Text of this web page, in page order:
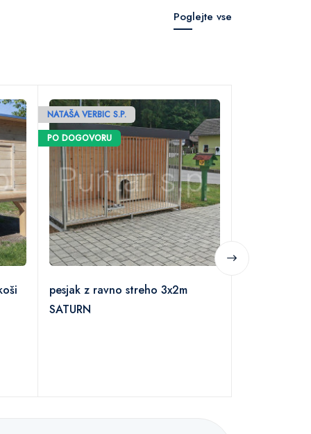
Poglejte vse
NATAŠA VERBIC S.P.
PO DOGOVORU
pesjak z ravno streho 3x2m
SATURN